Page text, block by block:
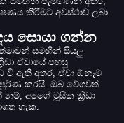
කිරීමට අවස්ථාව ලබා
සොයා ගන්න
සමඟින් සියලු
ඒවායේ පහසු
වී ඇති අතර, ඒවා ඕනෑම
කරයි. ඔබ වේගවත්
අපගේ මූසික ක්‍රීඩා
හැක.